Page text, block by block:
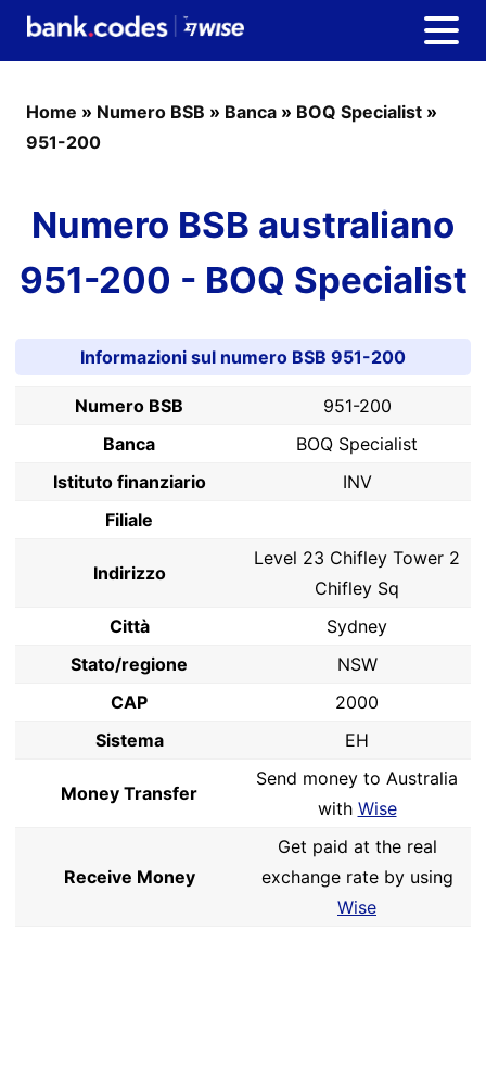
Home » Numero BSB » Banca » BOQ Specialist »
951-200
Numero BSB australiano
951-200 - BOQ Specialist
Informazioni sul numero BSB 951-200
Numero BSB
951-200
Banca
BOQ Specialist
Istituto finanziario
INV
Filiale
Indirizzo
Level 23 Chifley Tower 2
Chifley Sq
Città
Sydney
Stato/regione
NSW
CAP
2000
Sistema
EH
Money Transfer
Send money to Australia
with Wise
Receive Money
Get paid at the real
exchange rate by using
Wise